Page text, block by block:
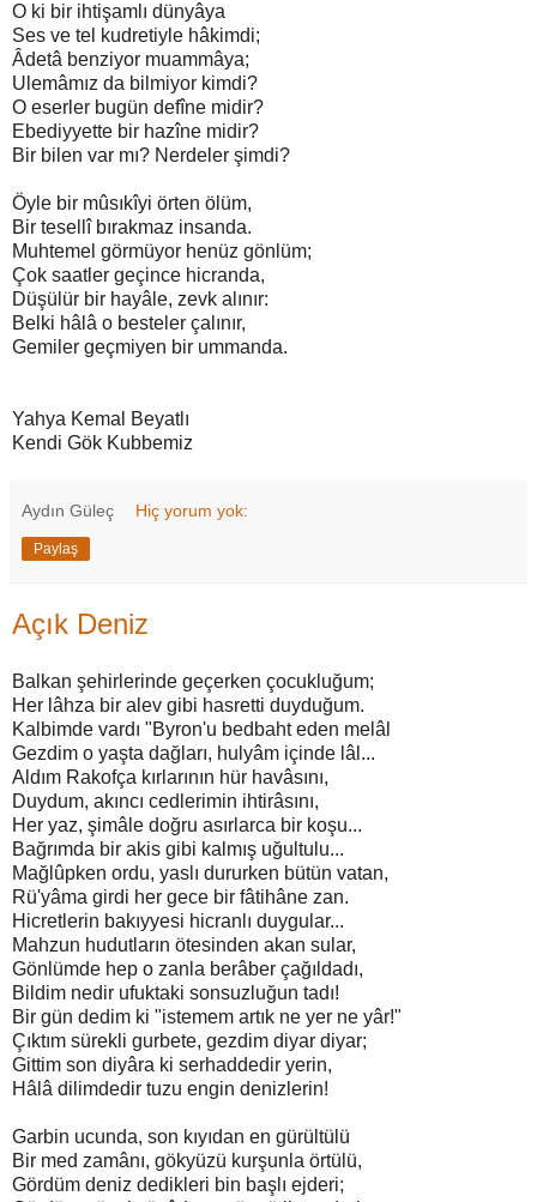
O ki bir ihtişamlı dünyâya
Ses ve tel kudretiyle hâkimdi;
Âdetâ benziyor muammâya;
Ulemâmız da bilmiyor kimdi?
O eserler bugün defîne midir?
Ebediyyette bir hazîne midir?
Bir bilen var mı? Nerdeler şimdi?
Öyle bir mûsıkîyi örten ölüm,
Bir tesellî bırakmaz insanda.
Muhtemel görmüyor henüz gönlüm;
Çok saatler geçince hicranda,
Düşülür bir hayâle, zevk alınır:
Belki hâlâ o besteler çalınır,
Gemiler geçmiyen bir ummanda.
Yahya Kemal Beyatlı
Kendi Gök Kubbemiz
Aydın Güleç Hiç yorum yok:
Paylaş
Açık Deniz
Balkan şehirlerinde geçerken çocukluğum;
Her lâhza bir alev gibi hasretti duyduğum.
Kalbimde vardı "Byron'u bedbaht eden melâl
Gezdim o yaşta dağları, hulyâm içinde lâl...
Aldım Rakofça kırlarının hür havâsını,
Duydum, akıncı cedlerimin ihtirâsını,
Her yaz, şimâle doğru asırlarca bir koşu...
Bağrımda bir akis gibi kalmış uğultulu...
Mağlûpken ordu, yaslı dururken bütün vatan,
Rü'yâma girdi her gece bir fâtihâne zan.
Hicretlerin bakıyyesi hicranlı duygular...
Mahzun hudutların ötesinden akan sular,
Gönlümde hep o zanla berâber çağıldadı,
Bildim nedir ufuktaki sonsuzluğun tadı!
Bir gün dedim ki "istemem artık ne yer ne yâr!"
Çıktım sürekli gurbete, gezdim diyar diyar;
Gittim son diyâra ki serhaddedir yerin,
Hâlâ dilimdedir tuzu engin denizlerin!
Garbin ucunda, son kıyıdan en gürültülü
Bir med zamânı, gökyüzü kurşunla örtülü,
Gördüm deniz dedikleri bin başlı ejderi;